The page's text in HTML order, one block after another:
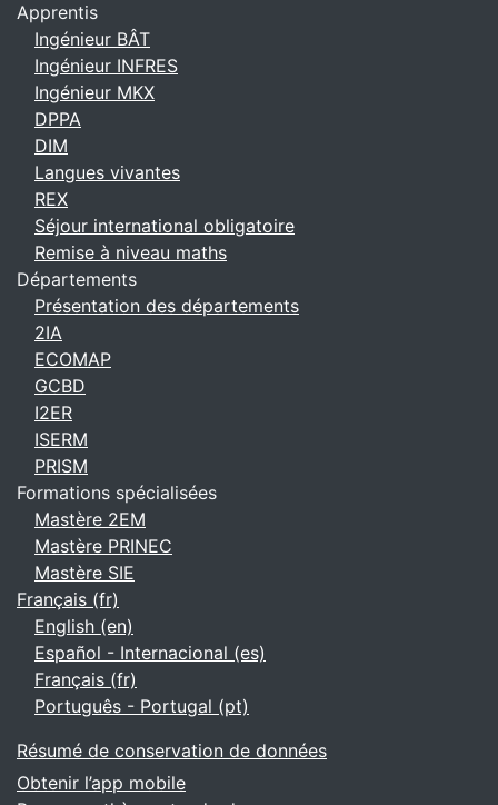
Apprentis
Ingénieur BÂT
Ingénieur INFRES
Ingénieur MKX
DPPA
DIM
Langues vivantes
REX
Séjour international obligatoire
Remise à niveau maths
Départements
Présentation des départements
2IA
ECOMAP
GCBD
I2ER
ISERM
PRISM
Formations spécialisées
Mastère 2EM
Mastère PRINEC
Mastère SIE
Français ‎(fr)‎
English ‎(en)‎
Español - Internacional ‎(es)‎
Français ‎(fr)‎
Português - Portugal ‎(pt)‎
Résumé de conservation de données
Obtenir l’app mobile